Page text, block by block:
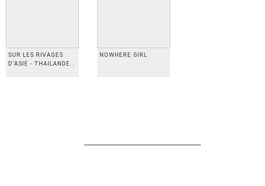
SUR LES RIVAGES
D'ASIE - THAILANDE,
NOWHERE GIRL